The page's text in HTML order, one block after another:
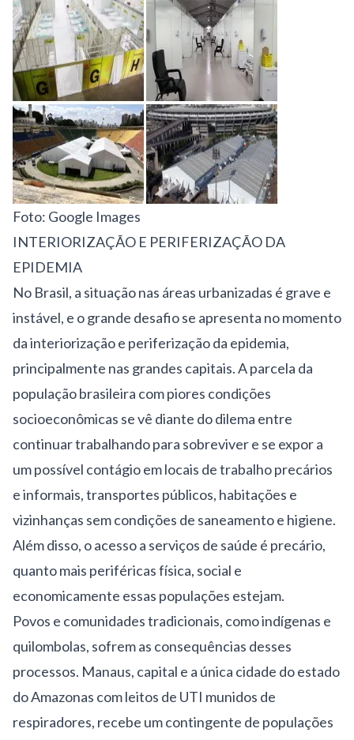
Foto: Google Images
INTERIORIZAÇÃO E PERIFERIZAÇÃO DA
EPIDEMIA
No Brasil, a situação nas áreas urbanizadas é grave e
instável, e o grande desafio se apresenta no momento
da interiorização e periferização da epidemia,
principalmente nas grandes capitais. A parcela da
população brasileira com piores condições
socioeconômicas se vê diante do dilema entre
continuar trabalhando para sobreviver e se expor a
um possível contágio em locais de trabalho precários
e informais, transportes públicos, habitações e
vizinhanças sem condições de saneamento e higiene.
Além disso, o acesso a serviços de saúde é precário,
quanto mais periféricas física, social e
economicamente essas populações estejam.
Povos e comunidades tradicionais, como indígenas e
quilombolas, sofrem as consequências desses
processos. Manaus, capital e a única cidade do estado
do Amazonas com leitos de UTI munidos de
respiradores, recebe um contingente de populações